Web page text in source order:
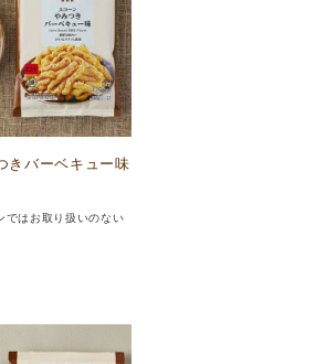
バーベキュー味
はお取り扱いのない